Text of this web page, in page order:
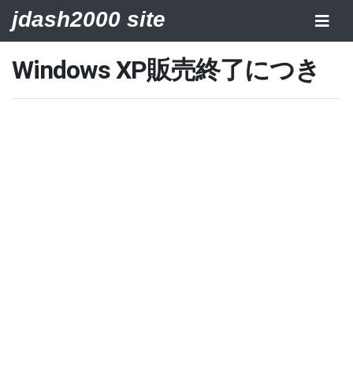
jdash2000 site
Windows XP販売終了につき